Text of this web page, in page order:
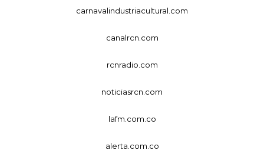
carnavalindustriacultural.com
canalrcn.com
rcnradio.com
noticiasrcn.com
lafm.com.co
alerta.com.co